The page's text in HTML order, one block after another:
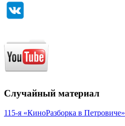
Случайный материал
115-я «КиноРазборка в Петровиче»